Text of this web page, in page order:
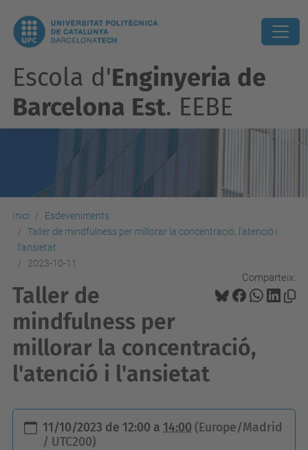
Escola d'Enginyeria de
Barcelona Est. EEBE
Inici
Esdeveniments
Taller de mindfulness per millorar la concentració, l'atenció i
l'ansietat
2023-10-11
Comparteix:
Taller de
mindfulness per
millorar la concentració,
l'atenció i l'ansietat
11/10/2023 de 12:00 a 14:00 (Europe/Madrid
/ UTC200)